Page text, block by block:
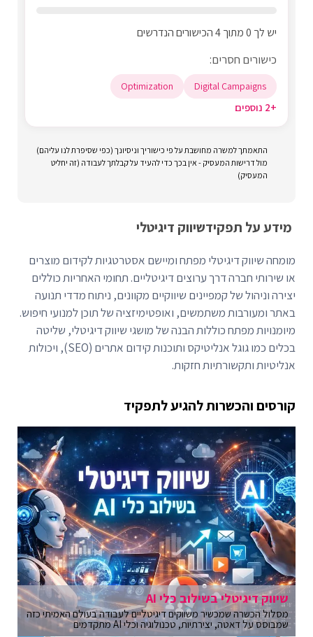
יש לך 0 מתוך 4 הכישורים הנדרשים
כישורים חסרים:
Digital Campaigns
Optimization
+2 נוספים
התאמתך למשרה מחושבת על פי כישוריך וניסיונך (כפי שסיפרת לנו עליהם)
מול דרישות המעסיק - אין בכך כדי להעיד על קבלתך לעבודה (זה יחליט
המעסיק)
מידע על תפקידשיווק דיגיטלי
מומחה שיווק דיגיטלי מפתח ומיישם אסטרטגיות לקידום מוצרים
או שירותי חברה דרך ערוצים דיגיטליים. תחומי האחריות כוללים
יצירה וניהול של קמפיינים שיווקיים מקוונים, ניתוח מדדי תנועה
באתר ומעורבות משתמשים, ואופטימיזציה של תוכן למנועי חיפוש.
מיומנויות מפתח כוללות הבנה של מושגי שיווק דיגיטלי, שליטה
בכלים כמו גוגל אנליטיקס ותוכנות קידום אתרים (SEO), ויכולות
אנליטיות ותקשורתיות חזקות.
קורסים והכשרות להגיע לתפקיד
שיווק דיגיטלי בשילוב כלי AI
מסלול הכשרה שמכשיר משווקים דיגיטליים לעבודה בעולם האמיתי כזה
שמבוסס על דאטה, יצירתיות, טכנולוגיה וכלי AI מתקדמים